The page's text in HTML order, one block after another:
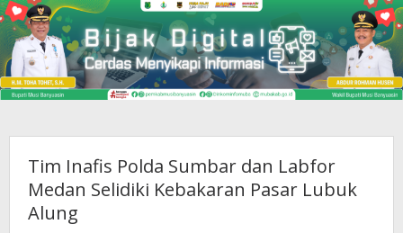
Tim Inafis Polda Sumbar dan Labfor
Medan Selidiki Kebakaran Pasar Lubuk
Alung